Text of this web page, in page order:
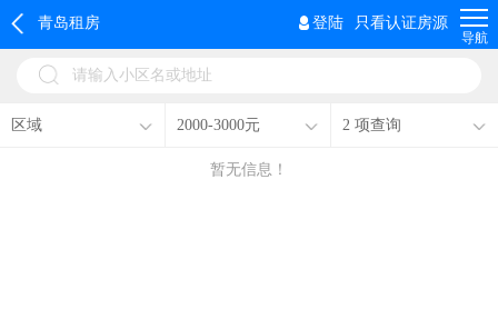
青岛租房 登陆 只看认证房源
导航
请输入小区名或地址
区域 2000-3000元 2 项查询
暂无信息！